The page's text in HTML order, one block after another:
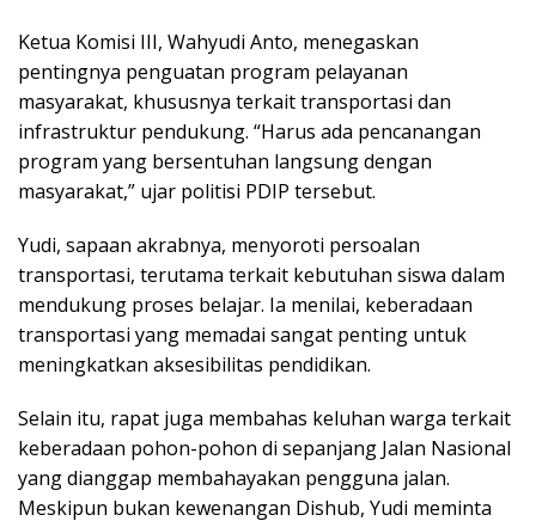
Ketua Komisi III, Wahyudi Anto, menegaskan
pentingnya penguatan program pelayanan
masyarakat, khususnya terkait transportasi dan
infrastruktur pendukung. “Harus ada pencanangan
program yang bersentuhan langsung dengan
masyarakat,” ujar politisi PDIP tersebut.
Yudi, sapaan akrabnya, menyoroti persoalan
transportasi, terutama terkait kebutuhan siswa dalam
mendukung proses belajar. Ia menilai, keberadaan
transportasi yang memadai sangat penting untuk
meningkatkan aksesibilitas pendidikan.
Selain itu, rapat juga membahas keluhan warga terkait
keberadaan pohon-pohon di sepanjang Jalan Nasional
yang dianggap membahayakan pengguna jalan.
Meskipun bukan kewenangan Dishub, Yudi meminta